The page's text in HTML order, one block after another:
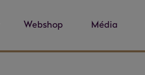
Webshop Média